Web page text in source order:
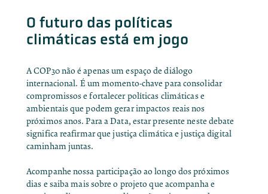
O futuro das políticas
climáticas está em jogo
A COP30 não é apenas um espaço de diálogo
internacional. É um momento-chave para consolidar
compromissos e fortalecer políticas climáticas e
ambientais que podem gerar impactos reais nos
próximos anos. Para a Data, estar presente neste debate
significa reafirmar que justiça climática e justiça digital
caminham juntas.
Acompanhe nossa participação ao longo dos próximos
dias e saiba mais sobre o projeto que acompanha e